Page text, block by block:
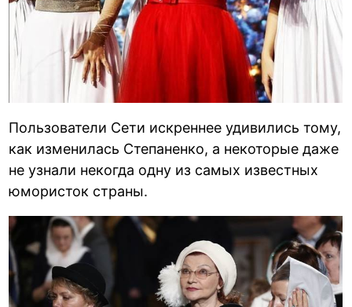
Пользователи Сети искреннее удивились тому,
как изменилась Степаненко, а некоторые даже
не узнали некогда одну из самых известных
юмористок страны.